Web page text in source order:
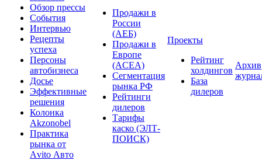
Обзор прессы
События
Интервью
Рецепты
успеха
Персоны
автобизнеса
Досье
Эффективные
решения
Колонка
Akzonobel
Практика
рынка от
Аvito Авто
Продажи в
России
(АЕБ)
Продажи в
Европе
(ACEA)
Сегментация
рынка РФ
Рейтинги
дилеров
Тарифы
каско (ЭЛТ-
ПОИСК)
Проекты
Рейтинг
холдингов
База
дилеров
Архив